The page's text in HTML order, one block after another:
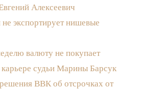
Алексеевич
экспортирует нишевые
валюту не покупает
судьи Марины Барсук
ВВК об отсрочках от